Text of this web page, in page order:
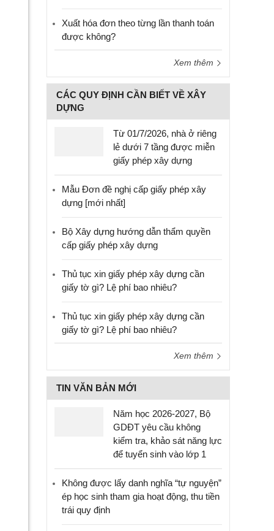
Xuất hóa đơn theo từng lần thanh toán
được không?
Xem thêm
CÁC QUY ĐỊNH CẦN BIẾT VỀ XÂY
DỰNG
Từ 01/7/2026, nhà ở riêng
lẻ dưới 7 tầng được miễn
giấy phép xây dựng
Mẫu Đơn đề nghị cấp giấy phép xây
dựng [mới nhất]
Bộ Xây dựng hướng dẫn thẩm quyền
cấp giấy phép xây dựng
Thủ tục xin giấy phép xây dựng cần
giấy tờ gì? Lệ phí bao nhiêu?
Thủ tục xin giấy phép xây dựng cần
giấy tờ gì? Lệ phí bao nhiêu?
Xem thêm
TIN VĂN BẢN MỚI
Năm học 2026-2027, Bộ
GDĐT yêu cầu không
kiểm tra, khảo sát năng lực
để tuyển sinh vào lớp 1
Không được lấy danh nghĩa “tự nguyện”
ép học sinh tham gia hoạt động, thu tiền
trái quy định